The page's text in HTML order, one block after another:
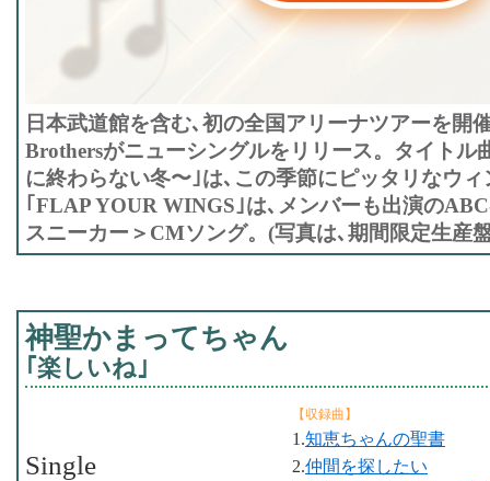
日本武道館を含む､初の全国アリーナツアーを開
Brothersがニューシングルをリリース。タイトル
に終わらない冬〜｣は､この季節にピッタリなウ
｢FLAP YOUR WINGS｣は､メンバーも出演の
スニーカー＞CMソング。(写真は､期間限定生産
神聖かまってちゃん
｢楽しいね｣
【収録曲】
1.知恵ちゃんの聖書
2.仲間を探したい
Single